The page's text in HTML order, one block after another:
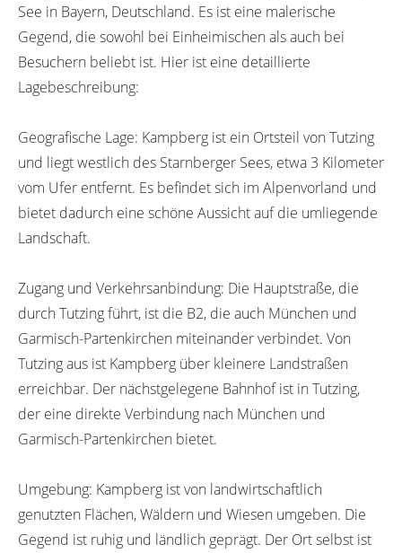
See in Bayern, Deutschland. Es ist eine malerische
Gegend, die sowohl bei Einheimischen als auch bei
Besuchern beliebt ist. Hier ist eine detaillierte
Lagebeschreibung:
Geografische Lage: Kampberg ist ein Ortsteil von Tutzing
und liegt westlich des Starnberger Sees, etwa 3 Kilometer
vom Ufer entfernt. Es befindet sich im Alpenvorland und
bietet dadurch eine schöne Aussicht auf die umliegende
Landschaft.
Zugang und Verkehrsanbindung: Die Hauptstraße, die
durch Tutzing führt, ist die B2, die auch München und
Garmisch-Partenkirchen miteinander verbindet. Von
Tutzing aus ist Kampberg über kleinere Landstraßen
erreichbar. Der nächstgelegene Bahnhof ist in Tutzing,
der eine direkte Verbindung nach München und
Garmisch-Partenkirchen bietet.
Umgebung: Kampberg ist von landwirtschaftlich
genutzten Flächen, Wäldern und Wiesen umgeben. Die
Gegend ist ruhig und ländlich geprägt. Der Ort selbst ist